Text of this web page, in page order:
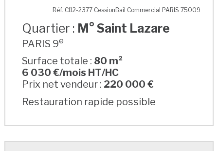
M° Saint Lazare
Réf. CI12-2377 CessionBail Commercial PARIS 75009
Quartier : M° Saint Lazare
PARIS 9e
Surface totale : 80 m²
6 030 €/mois HT/HC
Prix net vendeur : 220 000 €
Restauration rapide possible